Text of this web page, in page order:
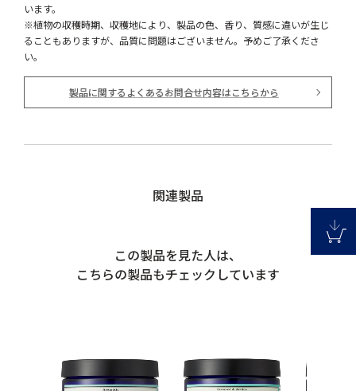
います。
※植物の収穫時期、収穫地により、製品の色、香り、質感に違いが生じ
ることもありますが、品質に問題はございません。予めご了承くださ
い。
製品に関するよくあるお問合せ内容はこちらから
関連製品
この製品を見た人は、
こちらの製品もチェックしています